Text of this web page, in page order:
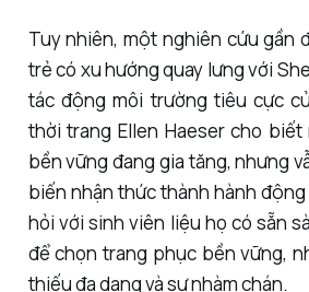
Tuy nhiên, một nghiên cứu gần
trẻ có xu hướng quay lưng với
tác động môi trường tiêu cực
thời trang Ellen Haeser cho
bền vững đang gia tăng, nhưng
biến nhận thức thành hành
hỏi với sinh viên liệu họ có sẵn
để chọn trang phục bền vững,
thiếu đa dạng và sự nhàm chán.